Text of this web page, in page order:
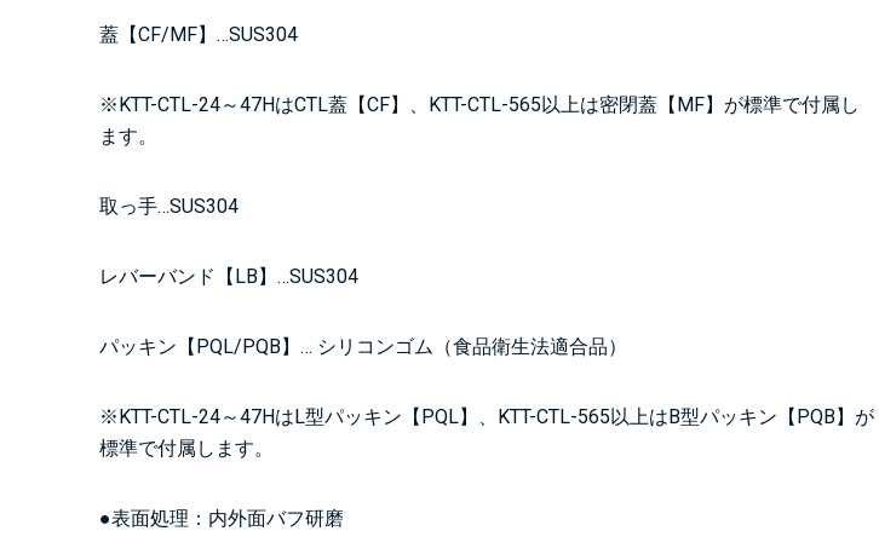
蓋【CF/MF】…SUS304
※KTT-CTL-24～47HはCTL蓋【CF】、KTT-CTL-565以上は密閉蓋【MF】が標準で付属し
ます。
取っ手…SUS304
レバーバンド【LB】…SUS304
パッキン【PQL/PQB】… シリコンゴム（食品衛生法適合品）
※KTT-CTL-24～47HはL型パッキン【PQL】、KTT-CTL-565以上はB型パッキン【PQB】が
標準で付属します。
●表面処理：内外面バフ研磨